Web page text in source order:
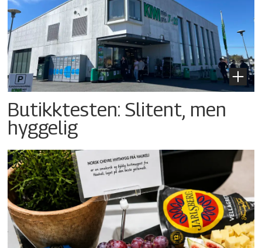
Butikktesten: Slitent, men
hyggelig